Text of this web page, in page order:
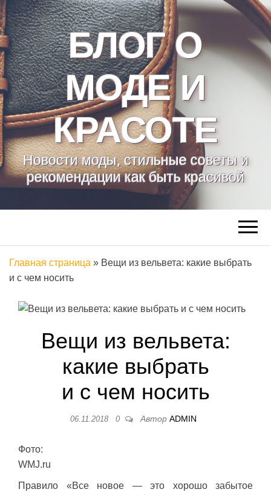
БЛОГ О
МОДЕ И
КРАСОТЕ
Новости моды, стильные советы и
рекомендации как быть красивой
Главная страница » Вещи из вельвета: какие выбрать
и с чем носить
Вещи из вельвета:
какие выбрать
и с чем носить
06.11.2018 0 Автор ADMIN
Фото:
WMJ.ru
Правило «Все новое — это хорошо забытое